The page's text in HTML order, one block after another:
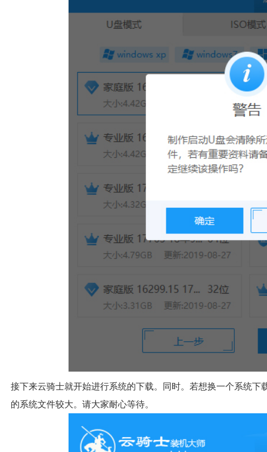
接下来云骑士就开始进行系统的下载。同时。若想换一个系统
的系统文件较大。请大家耐心等待。